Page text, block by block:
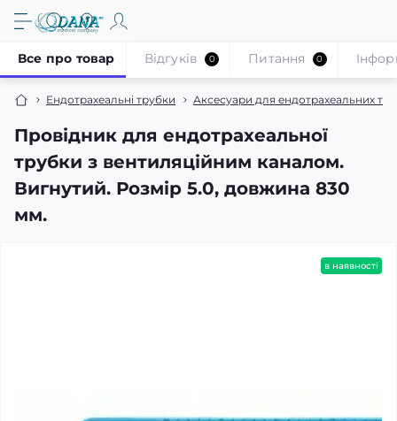
Ендотрахеальні трубки Аксесуари для ендотрахеальних
Провідник для ендотрахеальної
трубки з вентиляційним каналом.
Вигнутий. Розмір 5.0, довжина 830
мм.
Все про товар Відгуків 0 Питання 0
в наявності